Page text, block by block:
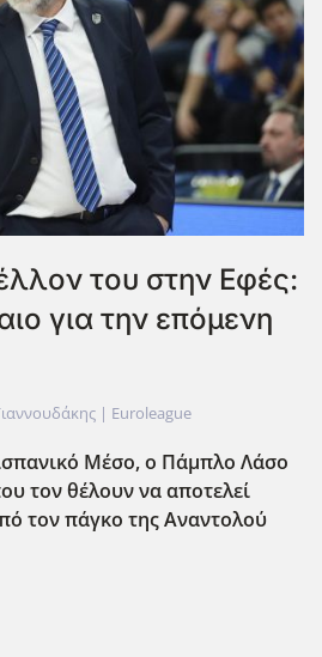
του στην Εφές:
για την επόμενη
| Euroleague
Μέσο, ο Πάμπλο Λάσο
τον θέλουν να αποτελεί
τον πάγκο της Αναντολού